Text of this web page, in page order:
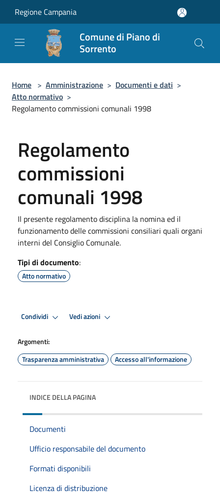
Regione Campania
Comune di Piano di
Sorrento
Home > Amministrazione > Documenti e dati >
Atto normativo >
Regolamento commissioni comunali 1998
Regolamento
commissioni
comunali 1998
Il presente regolamento disciplina la nomina ed il
funzionamento delle commissioni consiliari quali organi
interni del Consiglio Comunale.
Tipi di documento:
Atto normativo
Condividi Vedi azioni
Argomenti:
Trasparenza amministrativa
Accesso all'informazione
INDICE DELLA PAGINA
Documenti
Ufficio responsabile del documento
Formati disponibili
Licenza di distribuzione